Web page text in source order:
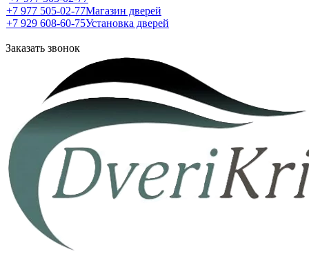
+7 977 505-02-77Магазин дверей
+7 929 608-60-75Установка дверей
Заказать звонок